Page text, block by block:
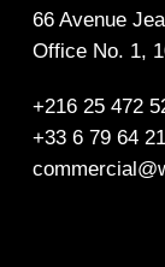
66 Avenue
Office No. 1,
+216 25 472
+33 6 79 64